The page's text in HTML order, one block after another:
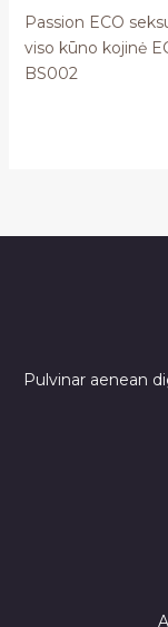
Passion ECO
viso kūno kojinė
BS002
Pulvinar aenean